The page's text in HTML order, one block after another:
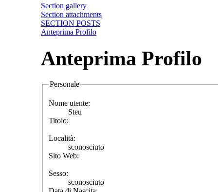
Section gallery
Section attachments
SECTION POSTS
Anteprima Profilo
Anteprima Profilo
Personale
Nome utente:
Steu
Titolo:
Località:
sconosciuto
Sito Web:
Sesso:
sconosciuto